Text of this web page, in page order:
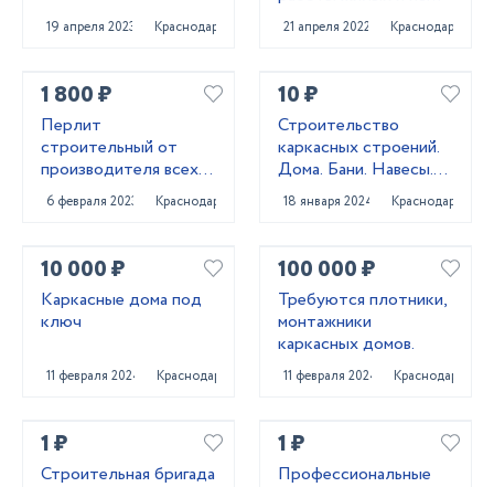
19 апреля 2023 Краснодар
жилых помещений под
ключ. Также объекты
21 апреля 2022 Краснодар
1 800 ₽
Перлит
строительный от
производителя всех
марок
6 февраля 2023 Краснодар
10 ₽
Строительство
каркасных строений.
Дома. Бани. Навесы.
Заборы
18 января 2024 Краснодар
10 000 ₽
Каркасные дома под
ключ
11 февраля 2024 Краснодар
100 000 ₽
Требуются плотники,
монтажники
каркасных домов.
11 февраля 2024 Краснодар
1 ₽
Строительная бригада
1 ₽
Профессиональные